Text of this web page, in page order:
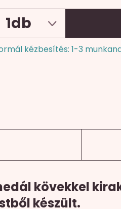
kézbesítés: 1-3
kövekkel
készült.